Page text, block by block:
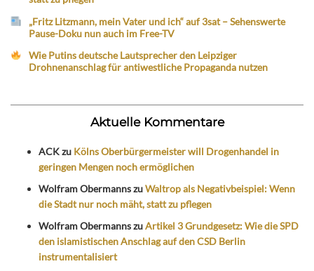
„Fritz Litzmann, mein Vater und ich“ auf 3sat – Sehenswerte
Pause-Doku nun auch im Free-TV
Wie Putins deutsche Lautsprecher den Leipziger
Drohnenanschlag für antiwestliche Propaganda nutzen
Aktuelle Kommentare
ACKzu Kölns Oberbürgermeister will Drogenhandel in
geringen Mengen noch ermöglichen
Wolfram ObermannszuWaltrop als Negativbeispiel: Wenn
die Stadt nur noch mäht, statt zu pflegen
Wolfram ObermannszuArtikel 3 Grundgesetz: Wie die SPD
den islamistischen Anschlag auf den CSD Berlin
instrumentalisiert